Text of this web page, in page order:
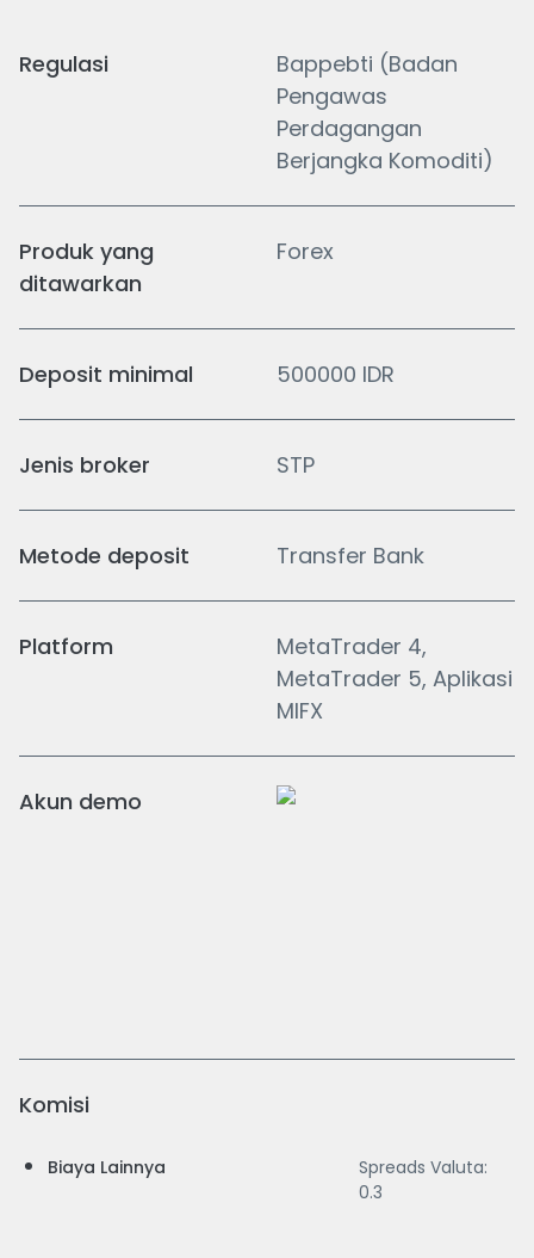
Regulasi
Bappebti (Badan
Pengawas
Perdagangan
Berjangka Komoditi)
Produk yang
ditawarkan
Forex
Deposit minimal 500000 IDR
Jenis broker STP
Metode deposit Transfer Bank
Platform
MetaTrader 4,
MetaTrader 5, Aplikasi
MIFX
Akun demo
Komisi
Biaya Lainnya
Spreads Valuta:
0.3